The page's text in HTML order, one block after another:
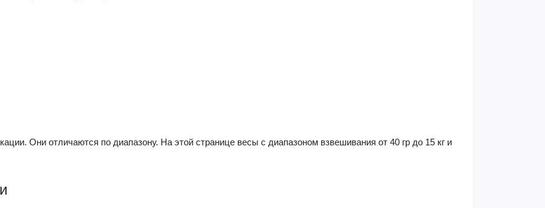
Они отличаются по диапазону. На этой странице весы с диапазоном взвешивания от 40 гр до 15 кг и